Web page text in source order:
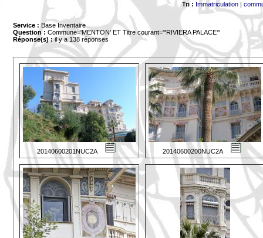
Tri : Immatriculation|
Service : Base Inventaire
Question : Commune='MENTON' ET Titre courant='*RIVIERA PALACE*'
Réponse(s) :il y a 138 réponses
20140600201NUC2A 20140600200NUC2A